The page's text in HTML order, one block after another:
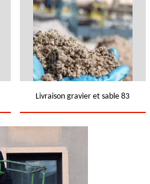
Livraison gravier et sable 83